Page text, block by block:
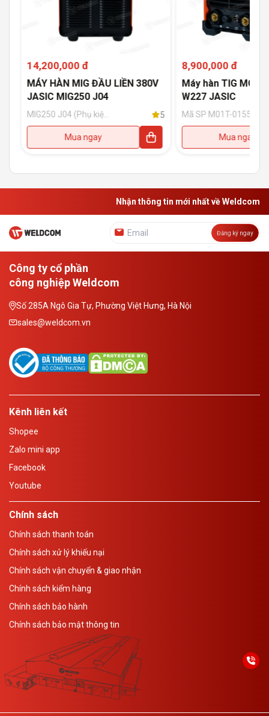
14,200,000 đ
MÁY HÀN MIG ĐẦU LIỀN 380V
JASIC MIG250 J04
MIG250 J04 (Phụ kiện
đi kèm: Súng hàn
15AK-3M Blackwolf;
Đồng hồ CO2; Kẹp
5
Mua ngay
8,900,000 đ
Máy hàn TIG
W227 JASIC
Mã SP M01T-015538,
phụ kiện kèm theo
gồm có: Súng hàn TIG
dài 4m + Kẹp mát
hồ Argon + Kìm hàn
kèm cáp dài 3m
Mua ngay
Nhận thông tin mới nhất về Weldcom
Đăng ký ngay
Công ty cổ phần
công nghiệp Weldcom
Số 285A Ngô Gia Tự, Phường Việt Hưng, Hà Nội
sales@weldcom.vn
Kênh liên kết
Shopee
Zalo mini app
Facebook
Youtube
Chính sách
Chính sách thanh toán
Chính sách xử lý khiếu nại
Chính sách vận chuyển & giao nhận
Chính sách kiểm hàng
Chính sách bảo hành
Chính sách bảo mật thông tin